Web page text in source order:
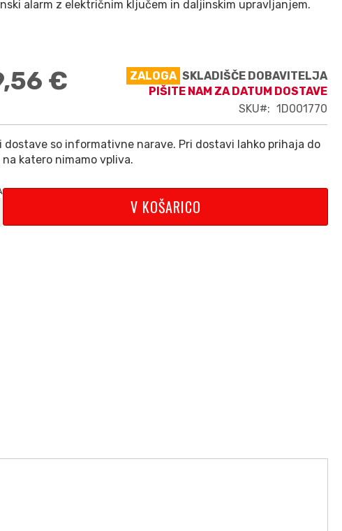
alarm z električnim ključem in daljinskim upravljanjem.
€ ZALOGA SKLADIŠČE DOBAVITELJA
PIŠITE NAM ZA DATUM DOSTAVE
SKU
1D001770
dostave so informativne narave. Pri dostavi lahko prihaja do
katero nimamo vpliva.
V KOŠARICO